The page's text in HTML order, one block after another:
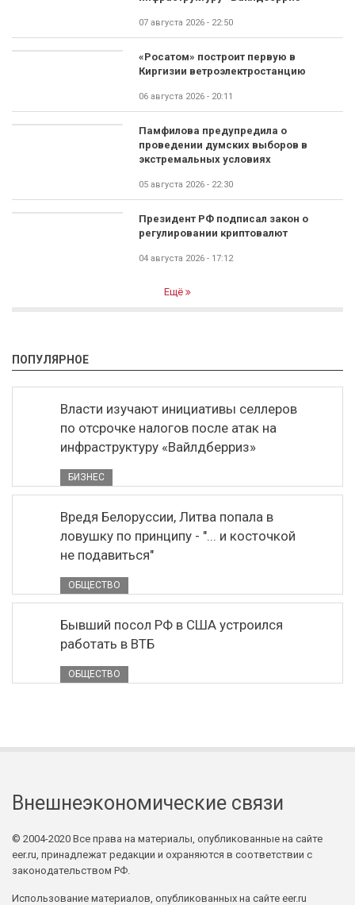
07 августа 2026 - 22:50
«Росатом» построит первую в
Киргизии ветроэлектростанцию
06 августа 2026 - 20:11
Памфилова предупредила о
проведении думских выборов в
экстремальных условиях
05 августа 2026 - 22:30
Президент РФ подписал закон о
регулировании криптовалют
04 августа 2026 - 17:12
Ещё
ПОПУЛЯРНОЕ
Власти изучают инициативы селлеров
по отсрочке налогов после атак на
инфраструктуру «Вайлдберриз»
БИЗНЕС
Вредя Белоруссии, Литва попала в
ловушку по принципу - "... и косточкой
не подавиться"
ОБЩЕСТВО
Бывший посол РФ в США устроился
работать в ВТБ
ОБЩЕСТВО
Внешнеэкономические связи
© 2004-2020 Все права на материалы, опубликованные на сайте
eer.ru, принадлежат редакции и охраняются в соответствии с
законодательством РФ.
Использование материалов, опубликованных на сайте eer.ru